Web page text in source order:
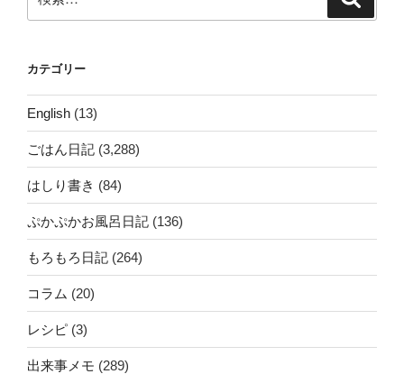
索:
カテゴリー
English (13)
ごはん日記 (3,288)
はしり書き (84)
ぷかぷかお風呂日記 (136)
もろもろ日記 (264)
コラム (20)
レシピ (3)
出来事メモ (289)